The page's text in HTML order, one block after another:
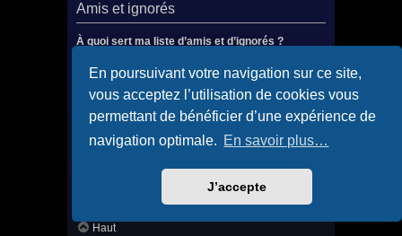
En poursuivant votre navigation sur ce site,
vous acceptez l’utilisation de cookies vous
permettant de bénéficier d’une expérience de
navigation optimale. En savoir plus…
J’accepte
Amis et ignorés
À quoi sert ma liste d’amis et d’ignorés ?
trier certains utilisateurs du forum. Les membres
ajoutés à votre liste d’amis seront listés dans le
panneau de contrôle de l’utilisateur afin de
consulter rapidement leur statut en ligne et leur
envoyer des messages privés. Selon le style
utilisé, les messages publiés par ces utilisateurs
vous ajoutez un utilisateur à votre liste d’ignorés,
tous les messages qu’il publiera seront masqués
Haut